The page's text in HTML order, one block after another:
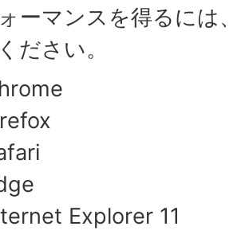
ーマンスを得るには
ださい。
Explorer 11